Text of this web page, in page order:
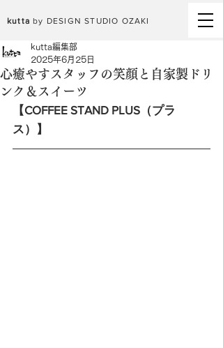
kutta by DESIGN STUDIO OZAKI
心癒やすスタッフの笑顔と自家製ドリ
ンク＆スイーツ
kutta編集部
2025年6月25日
【COFFEE STAND PLUS（プラ
ス）】